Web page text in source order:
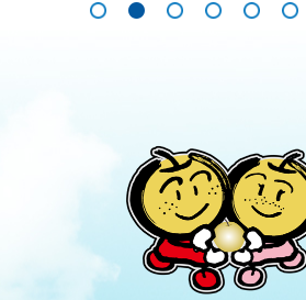
ス
ド
1枚目のスライドを表示
2枚目のスライドを表示
3枚目のスライド
4枚目のスラ
5枚目